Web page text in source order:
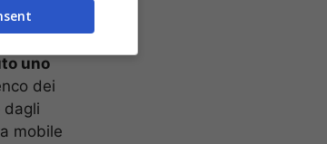
uno
dei
dagli
mobile